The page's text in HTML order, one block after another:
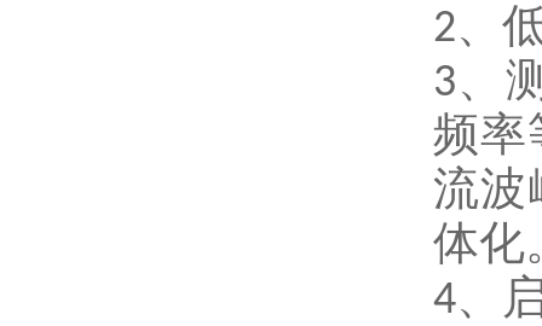
2、
3、
频率
流波
体化
4、